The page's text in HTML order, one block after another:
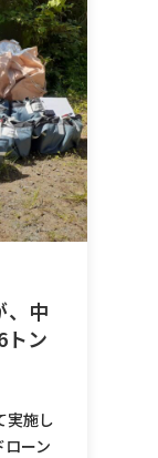
、中
トン
実施し
ーン